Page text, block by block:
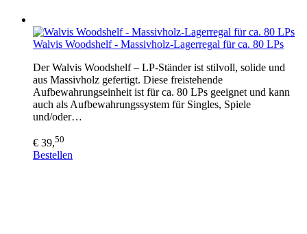
Walvis Woodshelf - Massivholz-Lagerregal für ca. 80 LPs
Der Walvis Woodshelf – LP-Ständer ist stilvoll, solide und
aus Massivholz gefertigt. Diese freistehende
Aufbewahrungseinheit ist für ca. 80 LPs geeignet und kann
auch als Aufbewahrungssystem für Singles, Spiele
und/oder…
€ 39,50
Bestellen